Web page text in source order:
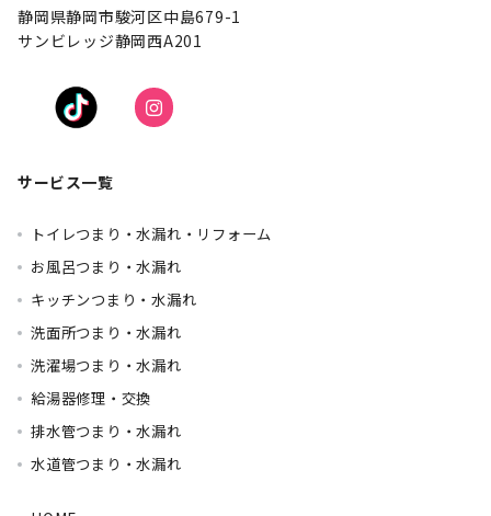
静岡県静岡市駿河区中島679-1
サンビレッジ静岡西A201
サービス一覧
トイレつまり・水漏れ・リフォーム
お風呂つまり・水漏れ
キッチンつまり・水漏れ
洗面所つまり・水漏れ
洗濯場つまり・水漏れ
給湯器修理・交換
排水管つまり・水漏れ
水道管つまり・水漏れ